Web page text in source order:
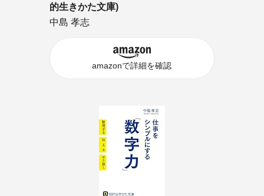
的生きかた文庫)
中島 孝志
amazonで詳細を確認